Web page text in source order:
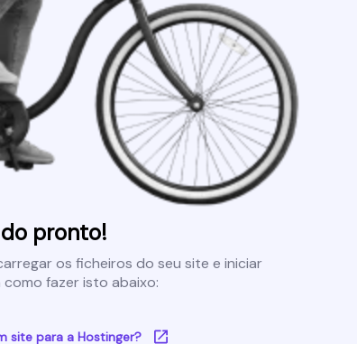
pronto!
os ficheiros do seu site e iniciar
como fazer isto abaixo:
site para a Hostinger?